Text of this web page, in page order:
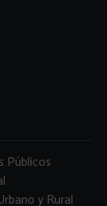
Públicos
y Rural